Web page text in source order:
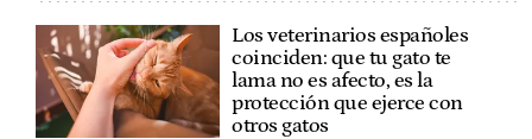
Los veterinarios españoles
coinciden: que tu gato te
lama no es afecto, es la
protección que ejerce con
otros gatos